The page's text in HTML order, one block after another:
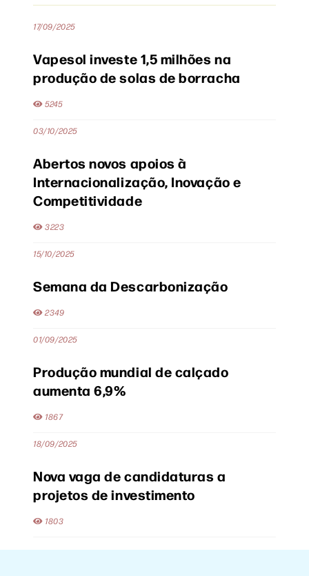
17/09/2025
Vapesol investe 1,5 milhões na
produção de solas de borracha
5245
03/10/2025
Abertos novos apoios à
Internacionalização, Inovação e
Competitividade
3223
15/10/2025
Semana da Descarbonização
2349
01/09/2025
Produção mundial de calçado
aumenta 6,9%
1867
18/09/2025
Nova vaga de candidaturas a
projetos de investimento
1803